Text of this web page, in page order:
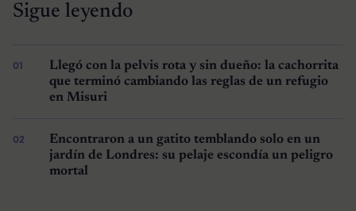
Sigue leyendo
Llegó con la pelvis rota y sin dueño: la cachorrita
que terminó cambiando las reglas de un refugio
en Misuri
Encontraron a un gatito temblando solo en un
jardín de Londres: su pelaje escondía un peligro
mortal